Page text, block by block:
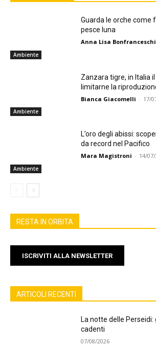
Ambiente
Guarda le orche come
pesce luna
Anna Lisa Bonfranceschi
Ambiente
Zanzara tigre, in Italia
limitarne la
Bianca Giacomelli - 17/
Ambiente
L’oro degli abissi:
da record nel Pacifico
Mara Magistroni - 14/
RESTA IN ORBITA
ISCRIVITI ALLA NEWSLETTER
ARTICOLI RECENTI
La notte delle Perseidi:
cadenti
07/08/2026